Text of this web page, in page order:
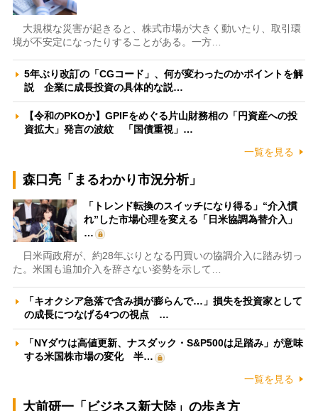
大規模な災害が起きると、株式市場が大きく動いたり、取引環
境が不安定になったりすることがある。一方…
5年ぶり改訂の「CGコード」、何が変わったのかポイントを解
説 企業に成長投資の具体的な説…
【令和のPKOか】GPIFをめぐる片山財務相の「円資産への投
資拡大」発言の波紋 「国債重視」…
一覧を見る
森口亮「まるわかり市況分析」
「トレンド転換のスイッチになり得る」“介入慣
れ”した市場心理を変える「日米協調為替介入」
…
日米両政府が、約28年ぶりとなる円買いの協調介入に踏み切っ
た。米国も追加介入を辞さない姿勢を示して…
「キオクシア急落で含み損が膨らんで…」損失を投資家として
の成長につなげる4つの視点 …
「NYダウは高値更新、ナスダック・S&P500は足踏み」が意味
する米国株市場の変化 半…
一覧を見る
大前研一「ビジネス新大陸」の歩き方